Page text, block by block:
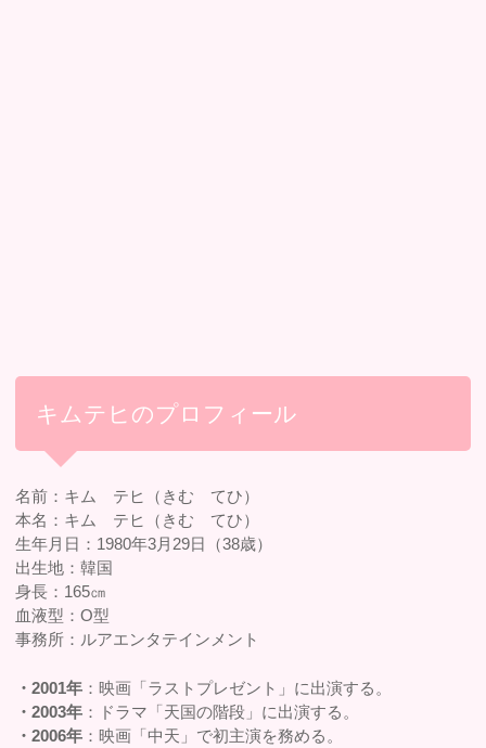
キムテヒのプロフィール
名前：キム テヒ（きむ てひ）
本名：キム テヒ（きむ てひ）
生年月日：1980年3月29日（38歳）
出生地：韓国
身長：165㎝
血液型：O型
事務所：ルアエンタテインメント
・2001年 ：映画「ラストプレゼント」に出演する。
・2003年 ：ドラマ「天国の階段」に出演する。
・2006年 ：映画「中天」で初主演を務める。